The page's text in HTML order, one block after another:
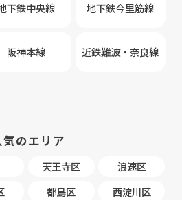
下鉄中央線 地下鉄今里筋線
阪神本線 近鉄難波・奈良線
気のエリア
天王寺区
浪速区
都島区
西淀川区